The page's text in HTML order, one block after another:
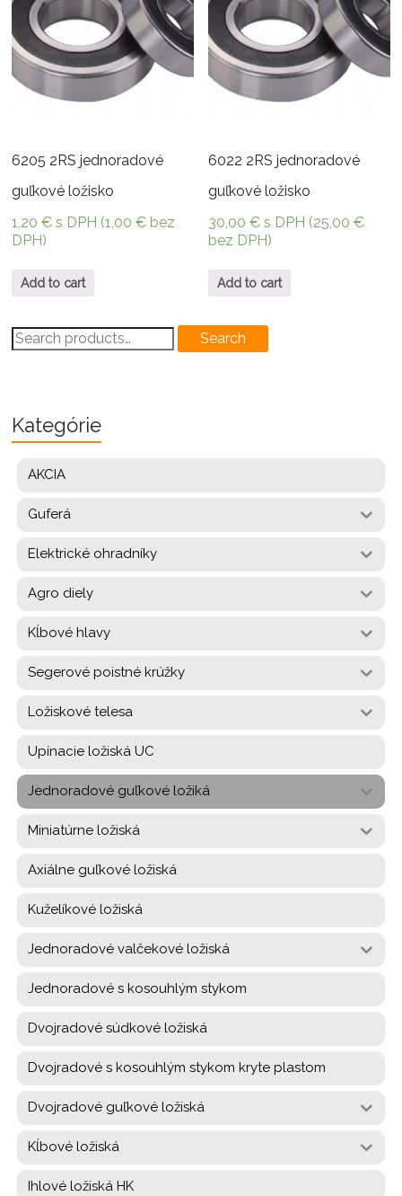
6205 2RS jednoradové
guľkové ložisko
1,20€ s DPH (1,00€ bez
DPH)
Add to cart
6022 2RS jednoradové
guľkové ložisko
30,00€ s DPH (25,00€
bez DPH)
Add to cart
Search
for:
Search
Kategórie
AKCIA
Guferá
Elektrické ohradníky
Agro diely
Kĺbové hlavy
Segerové poistné krúžky
Ložiskové telesa
Upínacie ložiská UC
Jednoradové guľkové ložiká
Miniatúrne ložiská
Axiálne guľkové ložiská
Kuželíkové ložiská
Jednoradové valčekové ložiská
Jednoradové s kosouhlým stykom
Dvojradové súdkové ložiská
Dvojradové s kosouhlým stykom kryte plastom
Dvojradové guľkové ložiská
Kĺbové ložiská
Ihlové ložiská HK